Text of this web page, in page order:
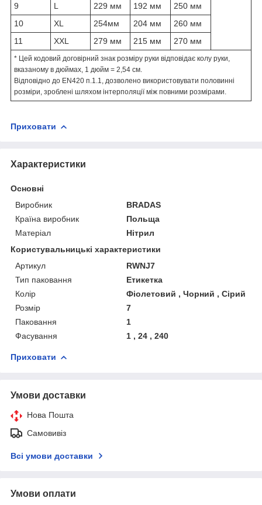
9
L 229 мм 192 мм
250 мм
10
XL 254мм 204 мм
260 мм
11
XXL 279 мм 215 мм 270 мм
* Цей кодовий договірний знак розміру руки відповідає колу руки,
вказаному в дюймах, 1 дюйм = 2,54 см.
Відповідно до EN420 п.1.1, дозволено використовувати половинні
розміри, зроблені шляхом інтерполяції між повними розмірами.
Приховати
Характеристики
Основні
Виробник
BRADAS
Країна виробник
Польща
Матеріал
Нітрил
Користувальницькі характеристики
Артикул
RWNJ7
Тип паковання
Етикетка
Колір
Фіолетовий , Чорний , Сірий
Розмір
7
Паковання
1
Фасування
1 , 24 , 240
Приховати
Умови доставки
Нова Пошта
Самовивіз
Всі умови доставки
Умови оплати